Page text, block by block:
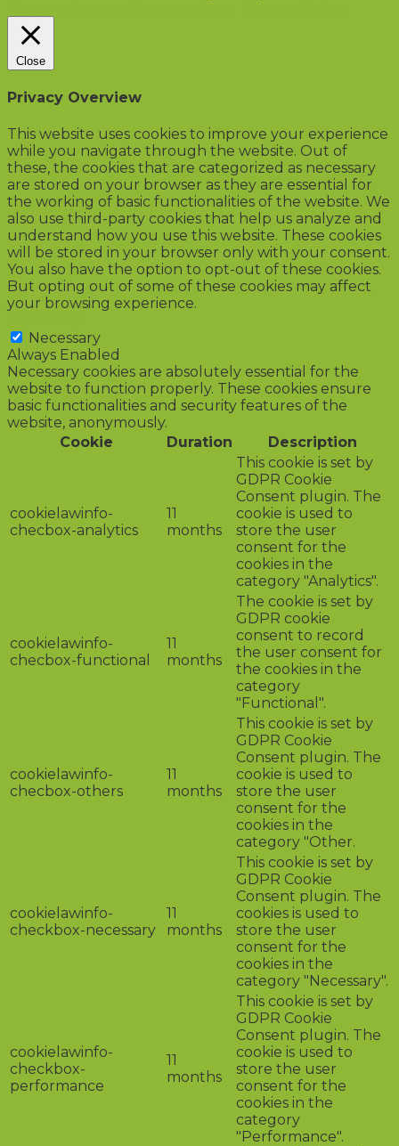
Close
Privacy Overview
This website uses cookies to improve your experience
while you navigate through the website. Out of
these, the cookies that are categorized as necessary
are stored on your browser as they are essential for
the working of basic functionalities of the website. We
also use third-party cookies that help us analyze and
understand how you use this website. These cookies
will be stored in your browser only with your consent.
You also have the option to opt-out of these cookies.
But opting out of some of these cookies may affect
your browsing experience.
Necessary
Always Enabled
Necessary cookies are absolutely essential for the
website to function properly. These cookies ensure
basic functionalities and security features of the
website, anonymously.
Cookie
Duration Description
cookielawinfo-
checbox-analytics
11
months
This cookie is set by
GDPR Cookie
Consent plugin. The
cookie is used to
store the user
consent for the
cookies in the
category "Analytics".
cookielawinfo-
checbox-functional
11
months
The cookie is set by
GDPR cookie
consent to record
the user consent for
the cookies in the
category
"Functional".
cookielawinfo-
checbox-others
11
months
This cookie is set by
GDPR Cookie
Consent plugin. The
cookie is used to
store the user
consent for the
cookies in the
category "Other.
cookielawinfo-
checkbox-necessary
11
months
This cookie is set by
GDPR Cookie
Consent plugin. The
cookies is used to
store the user
consent for the
cookies in the
category "Necessary".
cookielawinfo-
checkbox-
performance
11
months
This cookie is set by
GDPR Cookie
Consent plugin. The
cookie is used to
store the user
consent for the
cookies in the
category
"Performance".